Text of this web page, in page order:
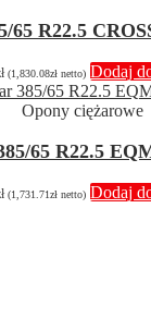
65 R22.5
(1,830.08zł netto) Dodaj
Opony ciężarowe
65 R22.5
(1,731.71zł netto) Dodaj